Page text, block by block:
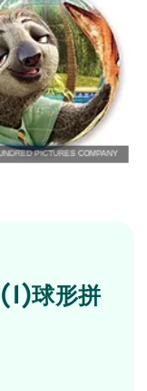
球形拼